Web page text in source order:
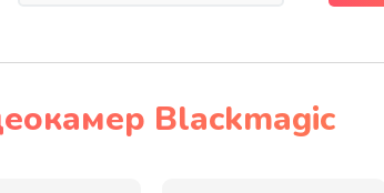
Blackmagic